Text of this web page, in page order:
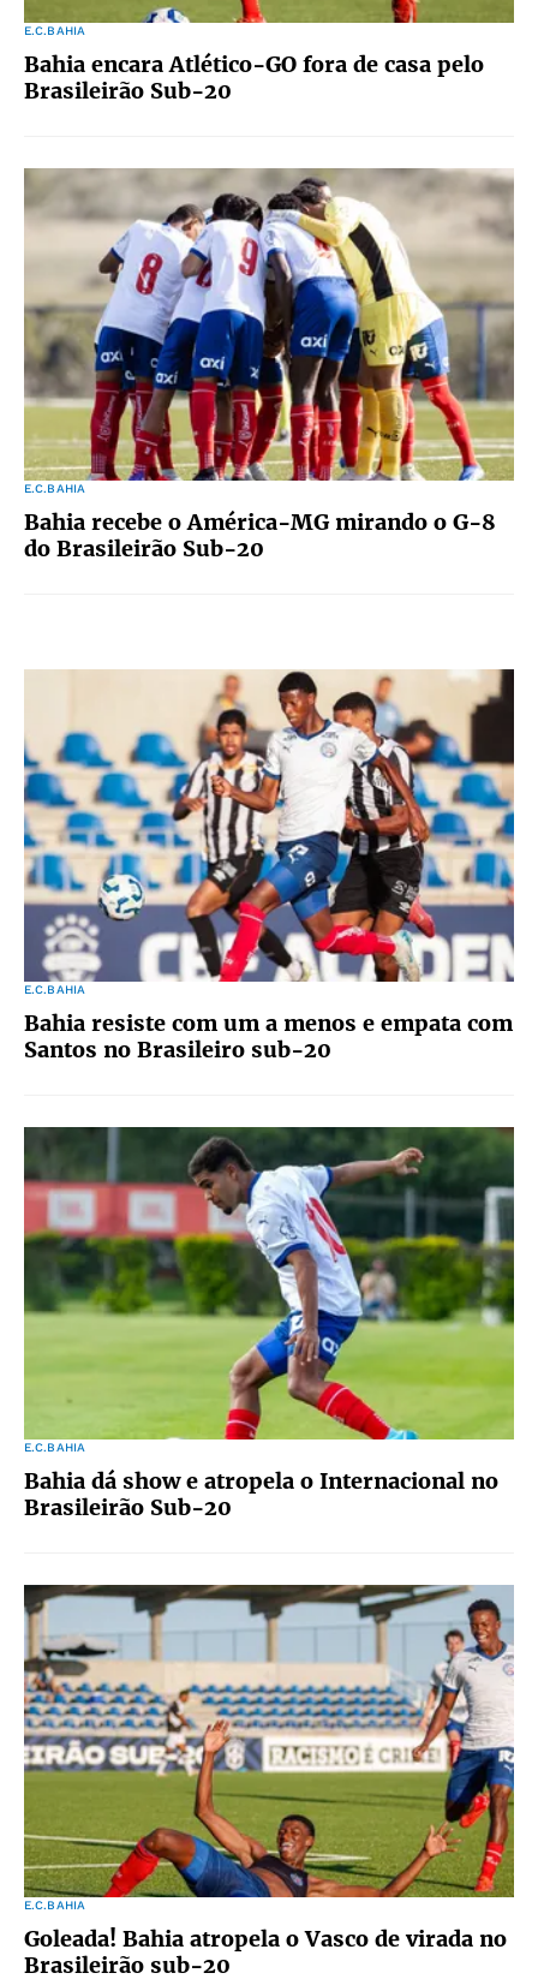
E.C.BAHIA
Bahia encara Atlético-GO fora de casa pelo
Brasileirão Sub-20
E.C.BAHIA
Bahia recebe o América-MG mirando o G-8
do Brasileirão Sub-20
E.C.BAHIA
Bahia resiste com um a menos e empata com
Santos no Brasileiro sub-20
E.C.BAHIA
Bahia dá show e atropela o Internacional no
Brasileirão Sub-20
E.C.BAHIA
Goleada! Bahia atropela o Vasco de virada no
Brasileirão sub-20